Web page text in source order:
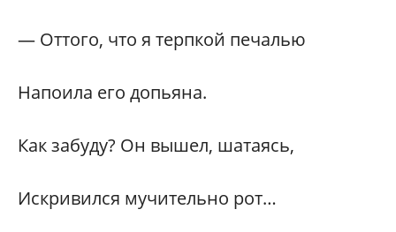
— Оттого, что я терпкой печалью
Напоила его допьяна.
Как забуду? Он вышел, шатаясь,
Искривился мучительно рот…